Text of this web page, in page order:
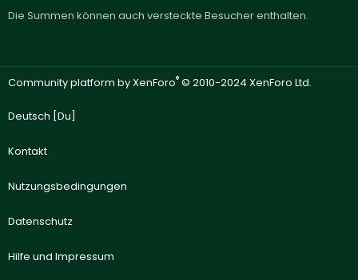
Die Summen können auch versteckte Besucher enthalten.
Community platform by XenForo® © 2010-2024 XenForo Ltd.
Deutsch [Du]
Kontakt
Nutzungsbedingungen
Datenschutz
Hilfe und Impressum